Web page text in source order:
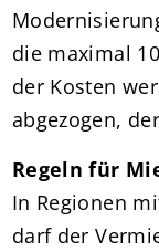
die maximal
der Kosten
abgezogen,
Regeln für
In Regionen
darf der